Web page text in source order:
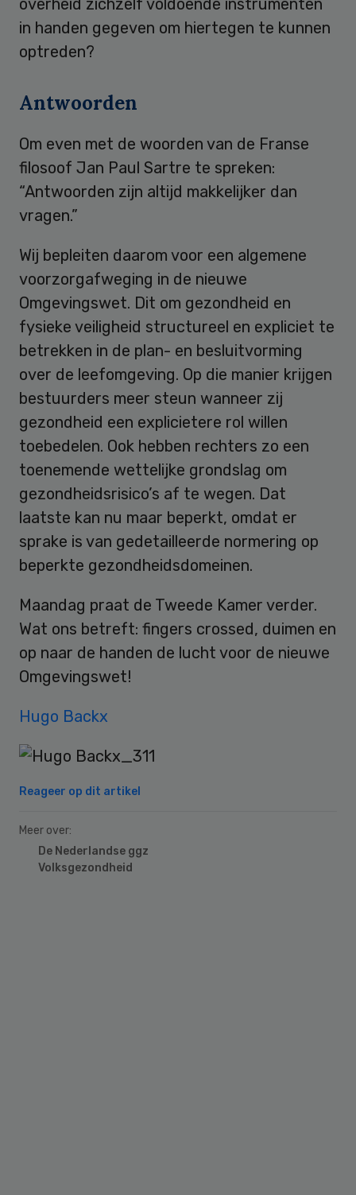
overheid zichzelf voldoende instrumenten
in handen gegeven om hiertegen te kunnen
optreden?
Antwoorden
Om even met de woorden van de Franse
filosoof Jan Paul Sartre te spreken:
“Antwoorden zijn altijd makkelijker dan
vragen.”
Wij bepleiten daarom voor een algemene
voorzorgafweging in de nieuwe
Omgevingswet. Dit om gezondheid en
fysieke veiligheid structureel en expliciet te
betrekken in de plan- en besluitvorming
over de leefomgeving. Op die manier krijgen
bestuurders meer steun wanneer zij
gezondheid een explicietere rol willen
toebedelen. Ook hebben rechters zo een
toenemende wettelijke grondslag om
gezondheidsrisico’s af te wegen. Dat
laatste kan nu maar beperkt, omdat er
sprake is van gedetailleerde normering op
beperkte gezondheidsdomeinen.
Maandag praat de Tweede Kamer verder.
Wat ons betreft: fingers crossed, duimen en
op naar de handen de lucht voor de nieuwe
Omgevingswet!
Hugo Backx
Reageer op dit artikel
Meer over:
De Nederlandse ggz
Volksgezondheid